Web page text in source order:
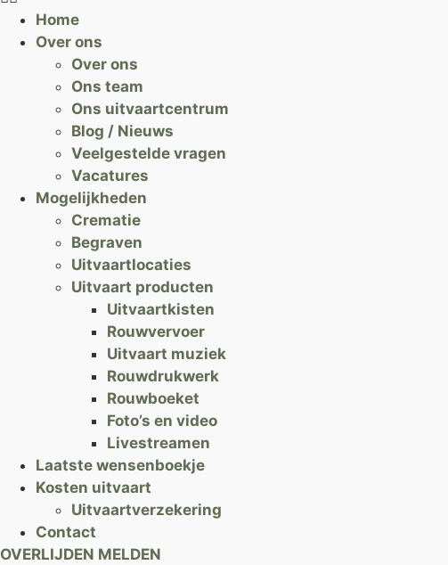
Home
Over ons
Over ons
Ons team
Ons uitvaartcentrum
Blog / Nieuws
Veelgestelde vragen
Vacatures
Mogelijkheden
Crematie
Begraven
Uitvaartlocaties
Uitvaart producten
Uitvaartkisten
Rouwvervoer
Uitvaart muziek
Rouwdrukwerk
Rouwboeket
Foto’s en video
Livestreamen
Laatste wensenboekje
Kosten uitvaart
Uitvaartverzekering
Contact
OVERLIJDEN MELDEN